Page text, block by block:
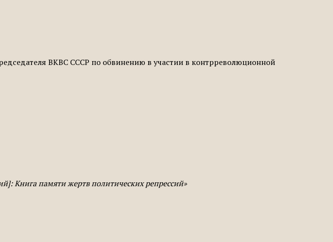
ВКВС СССР по обвинению в участии в контрреволюционной
Книга памяти жертв политических репрессий»